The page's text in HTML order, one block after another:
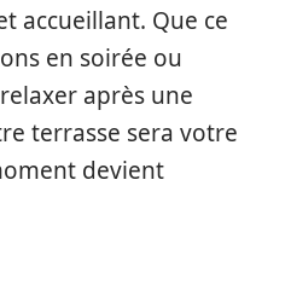
accueillant. Que ce
en soirée ou
après une
terrasse sera votre
devient